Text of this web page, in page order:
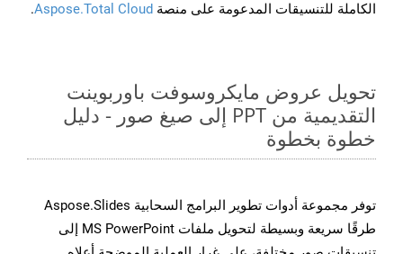
الكاملة للتنسيقات المدعومة على منصة Aspose.Total Cloud
.
تحويل عروض مايكروسوفت باوربوينت
التقديمية من PPT إلى صيغ صور - دليل
خطوة بخطوة
توفر مجموعة أدوات تطوير البرامج السحابية Aspose.Slides
طرقًا سريعة وبسيطة لتحويل ملفات MS PowerPoint إلى